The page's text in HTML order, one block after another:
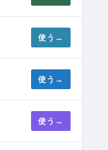
使う
使う
使う